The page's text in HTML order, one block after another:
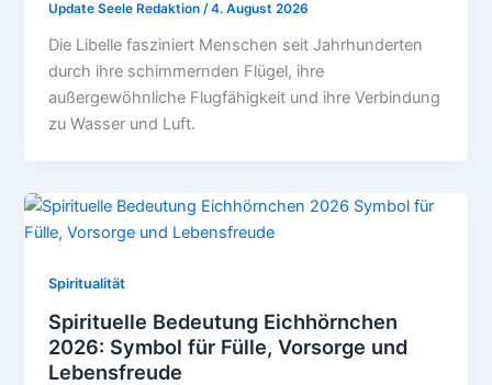
Update Seele Redaktion/4. August 2026
Die Libelle fasziniert Menschen seit Jahrhunderten
durch ihre schimmernden Flügel, ihre
außergewöhnliche Flugfähigkeit und ihre Verbindung
zu Wasser und Luft.
Spiritualität
Spirituelle Bedeutung Eichhörnchen
2026: Symbol für Fülle, Vorsorge und
Lebensfreude